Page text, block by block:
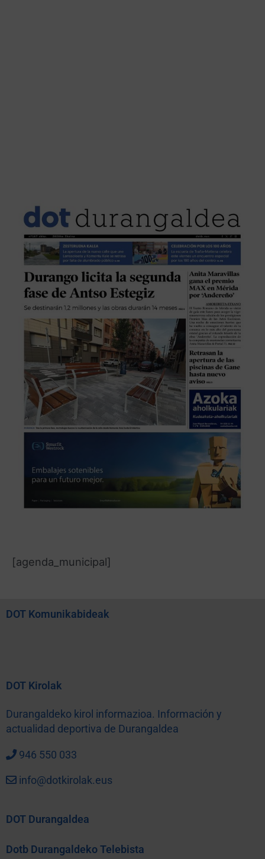
[agenda_municipal]
DOT Komunikabideak
DOT Kirolak
Durangaldeko kirol informazioa. Información y
actualidad deportiva de Durangaldea
946 550 033
info@dotkirolak.eus
DOT Durangaldea
Dotb Durangaldeko Telebista